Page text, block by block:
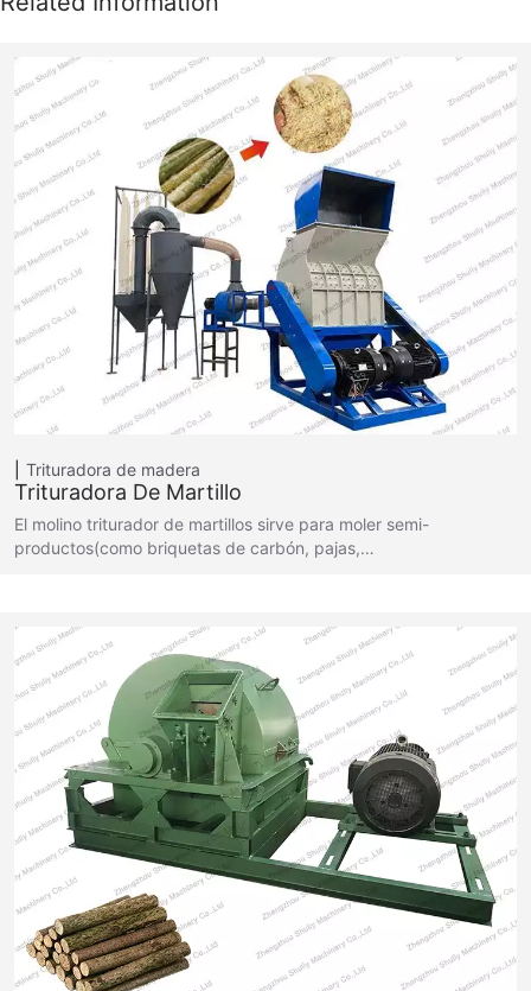
Trituradora de madera
Trituradora De Martillo
El molino triturador de martillos sirve para moler semi-
productos(como briquetas de carbón, pajas,…